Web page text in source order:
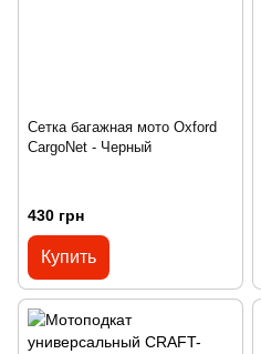
Сетка багажная мото Oxford
CargoNet - Черный
430 грн
Купить